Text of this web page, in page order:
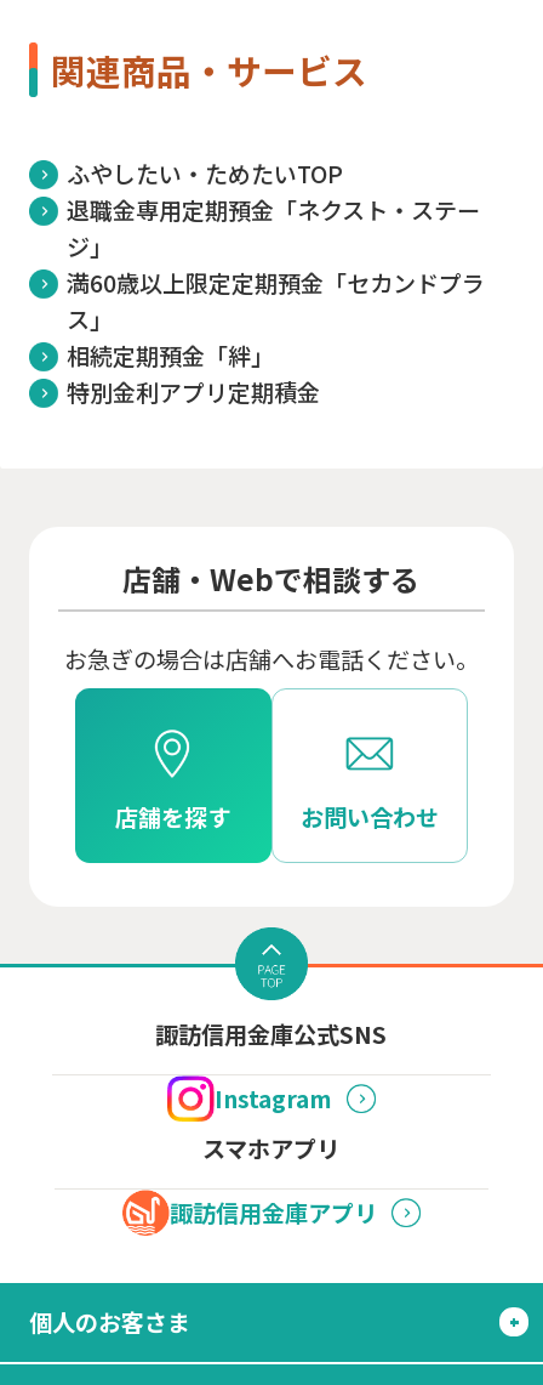
関連商品・サービス
ふやしたい・ためたいTOP
退職金専用定期預金「ネクスト・ステー
ジ」
満60歳以上限定定期預金「セカンドプラ
ス」
相続定期預金「絆」
特別金利アプリ定期積金
店舗・Webで相談する
お急ぎの場合は店舗へお電話ください。
店舗を探す お問い合わせ
諏訪信用金庫公式SNS
Instagram
スマホアプリ
諏訪信用金庫アプリ
個人のお客さま